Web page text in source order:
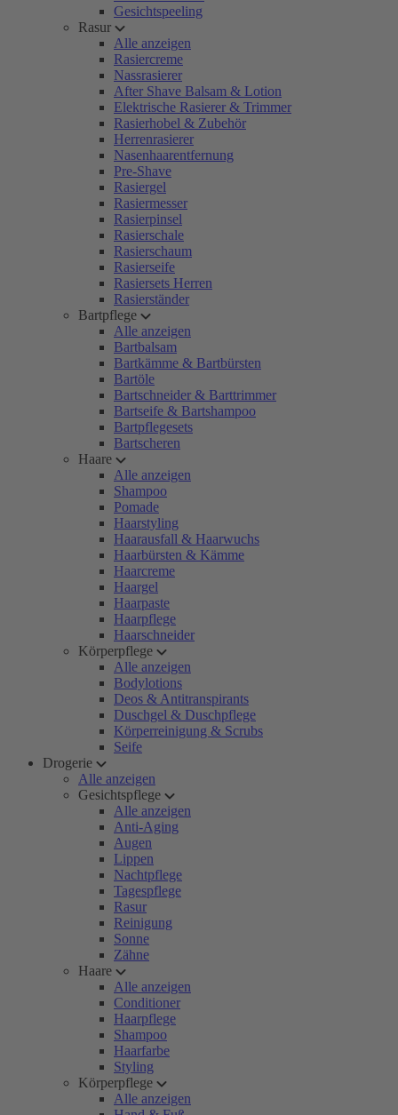
Gesichtspeeling
Rasur
Alle anzeigen
Rasiercreme
Nassrasierer
After Shave Balsam & Lotion
Elektrische Rasierer & Trimmer
Rasierhobel & Zubehör
Herrenrasierer
Nasenhaarentfernung
Pre-Shave
Rasiergel
Rasiermesser
Rasierpinsel
Rasierschale
Rasierschaum
Rasierseife
Rasiersets Herren
Rasierständer
Bartpflege
Alle anzeigen
Bartbalsam
Bartkämme & Bartbürsten
Bartöle
Bartschneider & Barttrimmer
Bartseife & Bartshampoo
Bartpflegesets
Bartscheren
Haare
Alle anzeigen
Shampoo
Pomade
Haarstyling
Haarausfall & Haarwuchs
Haarbürsten & Kämme
Haarcreme
Haargel
Haarpaste
Haarpflege
Haarschneider
Körperpflege
Alle anzeigen
Bodylotions
Deos & Antitranspirants
Duschgel & Duschpflege
Körperreinigung & Scrubs
Seife
Drogerie
Alle anzeigen
Gesichtspflege
Alle anzeigen
Anti-Aging
Augen
Lippen
Nachtpflege
Tagespflege
Rasur
Reinigung
Sonne
Zähne
Haare
Alle anzeigen
Conditioner
Haarpflege
Shampoo
Haarfarbe
Styling
Körperpflege
Alle anzeigen